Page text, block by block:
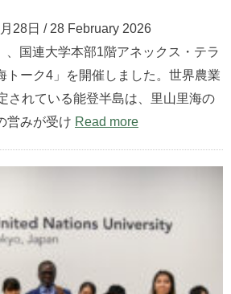
28日 / 28 February 2026
、国連大学本部1階アネックス・テラ
トーク4」を開催しました。世界農業
されている能登半島は、里山里海の
営みが受け Read more